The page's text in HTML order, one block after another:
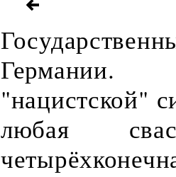
Германии.
"нацистской"
любая